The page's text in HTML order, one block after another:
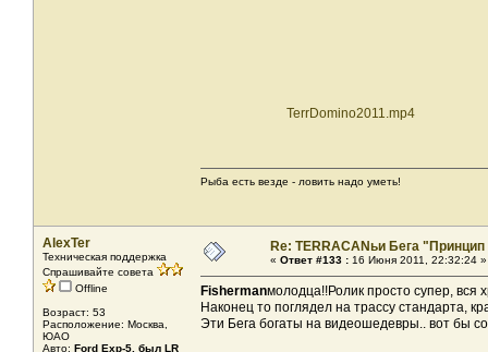
TerrDomino2011.mp4
Рыба есть везде - ловить надо уметь!
AlexTer
Техническая поддержка
Спрашивайте совета
Offline
Возраст: 53
Расположение: Москва,
ЮАО
Авто: Ford Exp-5, был LR
Re: TERRACANьи Бега
« Ответ #133 : 16 Июня 2011, 22:32:24 »
Fishermanмолодца!!Ролик просто супер, вся
Наконец то поглядел на трассу стандарта,
Эти Бега богаты на видеошедевры.. вот бы